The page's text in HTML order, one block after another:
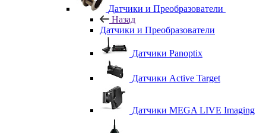
Датчики и Преобразователи
Назад
Датчики и Преобразователи
Датчики Panoptix
Датчики Active Target
Датчики MEGA LIVE Imaging